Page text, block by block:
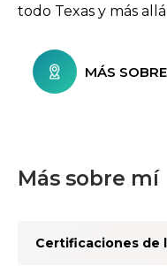
todo Texas y más allá
MÁS
Más sobre mí
Certificaciones de